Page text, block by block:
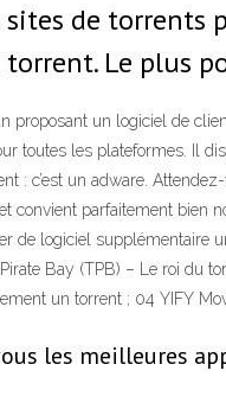
de torrents
torrent. Le
proposant un logiciel de
toutes les plateformes. Il
: c’est un adware.
convient parfaitement bien
de logiciel supplémentaire
Bay (TPB) – Le roi du
un torrent ; 04 YIFY
les meilleures